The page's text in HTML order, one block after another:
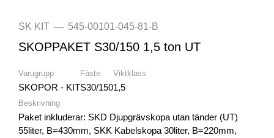
SK KIT — 545-00101-045-81-B
SKOPPAKET S30/150 1,5 ton UT
Varugrupp
SKOPOR - KIT
Fäste
S30/150
Viktklass
1,5
Beskrivning
Paket inkluderar: SKD Djupgrävskopa utan tänder (UT)
55liter, B=430mm, SKK Kabelskopa 30liter, B=220mm,